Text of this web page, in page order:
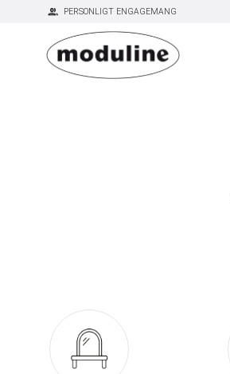
group PERSONLIGT ENGAGEMANG